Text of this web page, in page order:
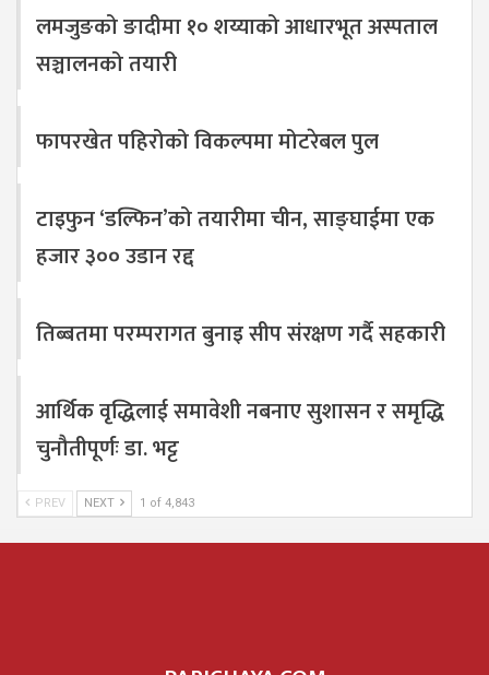
लमजुङको ङादीमा १० शय्याको आधारभूत अस्पताल
सञ्चालनको तयारी
फापरखेत पहिरोको विकल्पमा मोटरेबल पुल
टाइफुन ‘डल्फिन’को तयारीमा चीन, साङ्घाईमा एक
हजार ३०० उडान रद्द
तिब्बतमा परम्परागत बुनाइ सीप संरक्षण गर्दै सहकारी
आर्थिक वृद्धिलाई समावेशी नबनाए सुशासन र समृद्धि
चुनौतीपूर्णः डा. भट्ट
PREV NEXT 1 of 4,843